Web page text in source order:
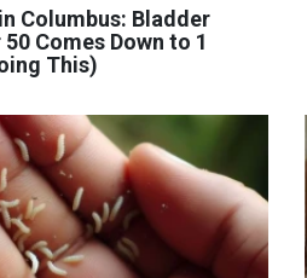
Columbus: Bladder
Comes Down to 1
This)